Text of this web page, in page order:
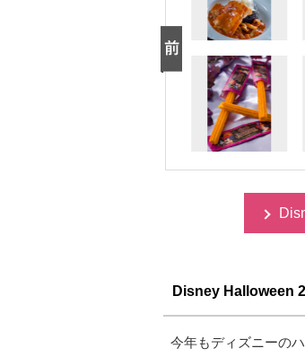
Disney Halloween
今年もディズニーの